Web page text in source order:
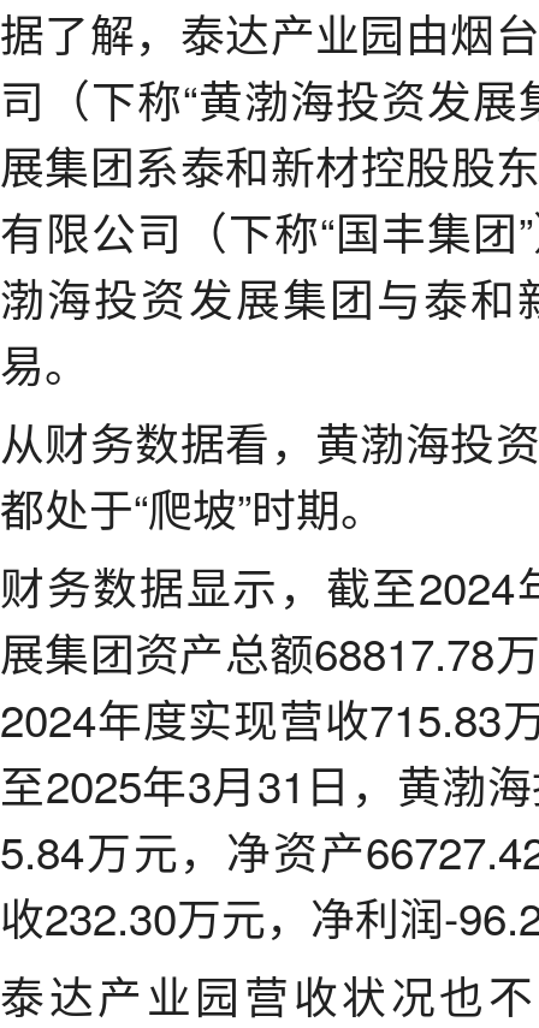
据了解，泰达产业园由烟
司（下称“黄渤海投资发
展集团系泰和新材控股
有限公司（下称“国丰集
渤海投资发展集团与泰
易。
从财务数据看，黄渤海投
都处于“爬坡”时期。
财务数据显示，截至
展集团资产总额68817.78
2024年度实现营收715.83
至2025年3月31日，黄渤
5.84万元，净资产
收232.30万元，净利润-
泰达产业园营收状况也